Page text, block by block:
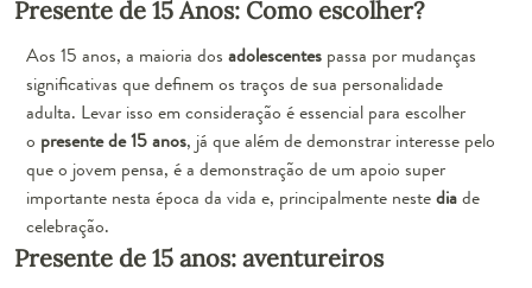
Presente de 15 Anos: Como escolher?
Aos 15 anos, a maioria dos adolescentes passa por mudanças
significativas que definem os traços de sua personalidade
adulta. Levar isso em consideração é essencial para escolher
o presente de 15 anos, já que além de demonstrar interesse pelo
que o jovem pensa, é a demonstração de um apoio super
importante nesta época da vida e, principalmente nestediade
celebração.
Presente de 15 anos: aventureiros